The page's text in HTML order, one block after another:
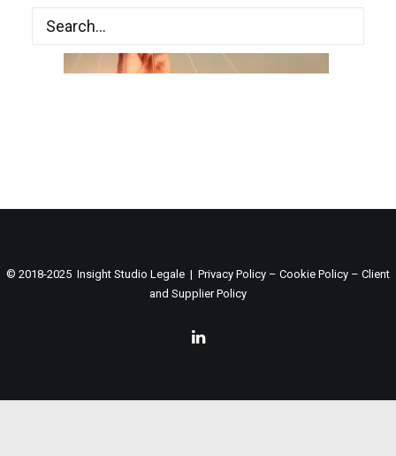
© 2018-2025 Insight Studio Legale | Privacy Policy – Cookie Policy – Client
and Supplier Policy